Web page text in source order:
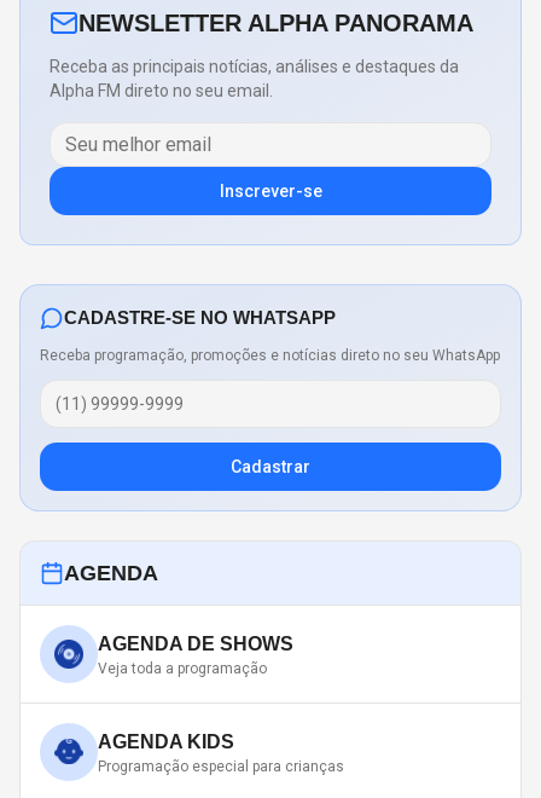
NEWSLETTER ALPHA PANORAMA
Receba as principais notícias, análises e destaques da
Alpha FM direto no seu email.
Inscrever-se
CADASTRE-SE NO WHATSAPP
Receba programação, promoções e notícias direto no seu WhatsApp
Cadastrar
AGENDA
AGENDA DE SHOWS
Veja toda a programação
AGENDA KIDS
Programação especial para crianças